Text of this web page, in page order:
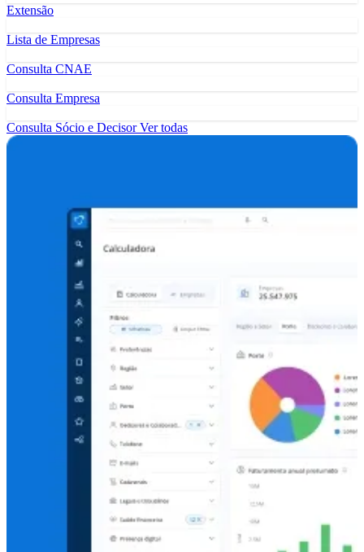
Extensão
Lista de Empresas
Consulta CNAE
Consulta Empresa
Consulta Sócio e DecisorVer todas